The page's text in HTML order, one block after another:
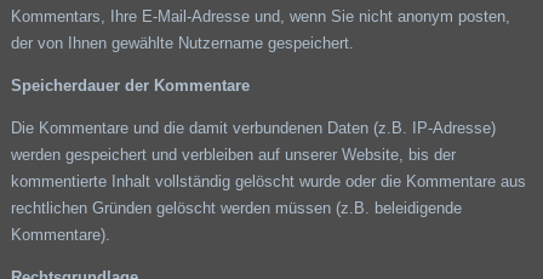
Kommentars, Ihre E-Mail-Adresse und, wenn Sie nicht anonym posten,
der von Ihnen gewählte Nutzername gespeichert.
Speicherdauer der Kommentare
Die Kommentare und die damit verbundenen Daten (z.B. IP-Adresse)
werden gespeichert und verbleiben auf unserer Website, bis der
kommentierte Inhalt vollständig gelöscht wurde oder die Kommentare aus
rechtlichen Gründen gelöscht werden müssen (z.B. beleidigende
Kommentare).